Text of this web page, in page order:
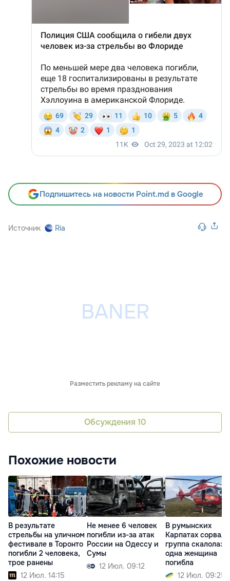
Подпишитесь на новости Point.md в Google
Источник Ria
Разместить рекламу на сайте
Обсуждения 10
Похожие новости
В результате
стрельбы на уличном
фестивале в Торонто
погибли 2 человека,
трое ранены
12 Июл. 14:15
Не менее 6 человек
погибли из-за атак
России на Одессу и
Сумы
12 Июл. 09:12
В румынских
Карпатах
группа
одна женщина
погибла
12 Июл. 09:25